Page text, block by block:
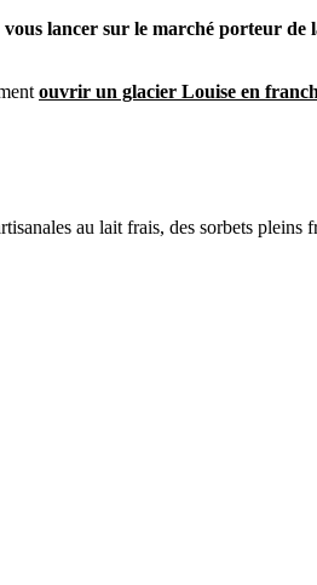
vous lancer sur le marché porteur de
ouvrir un glacier Louise en
au lait frais, des sorbets